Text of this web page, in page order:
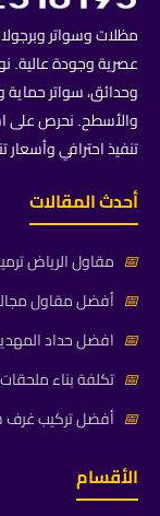
مظلات وسواتر
عصرية وجودة عالية.
وحدائق، سواتر حماية
والأسطح. نحرص على
تنفيذ احترافي
أحدث المقالات
📅 مقاول الرياض
📅 أفضل مقاول
📅 افضل حداد
📅 تكلفة بناء
📅 أفضل تركيب غرف
الأقسام